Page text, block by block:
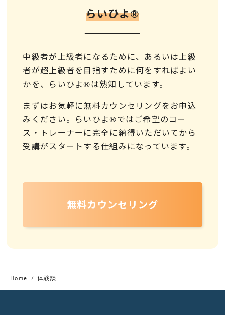
らいひよ®︎
中級者が上級者になるために、あるいは上級
者が超上級者を目指すために何をすればよい
かを、らいひよ®は熟知しています。
まずはお気軽に無料カウンセリングをお申込
みください。らいひよ®ではご希望のコー
ス・トレーナーに完全に納得いただいてから
受講がスタートする仕組みになっています。
無料カウンセリング
Home 体験談